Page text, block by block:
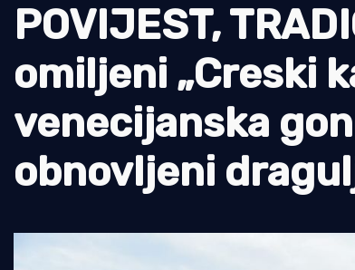
Tradicija i kultura
POVIJEST,
omiljeni „Creski
venecijanska
obnovljeni